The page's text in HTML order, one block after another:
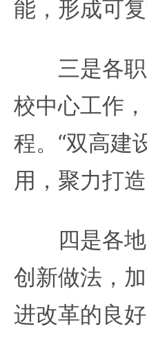
能，形成可
三是各职
校中心工作
程。“双高建
用，聚力打
四是各地
创新做法，
进改革的良好